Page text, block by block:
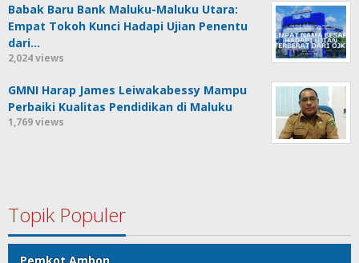
Babak Baru Bank Maluku-Maluku Utara:
Empat Tokoh Kunci Hadapi Ujian Penentu
dari…
2,024 views
GMNI Harap James Leiwakabessy Mampu
Perbaiki Kualitas Pendidikan di Maluku
1,769 views
Topik Populer